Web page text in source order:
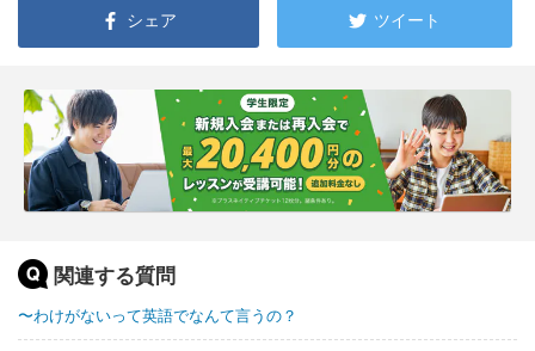
シェア ツイート
関連する質問
〜わけがないって英語でなんて言うの？